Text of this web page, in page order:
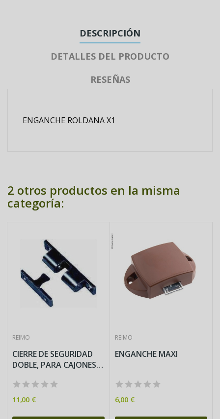
DESCRIPCIÓN
DETALLES DEL PRODUCTO
RESEÑAS
ENGANCHE ROLDANA X1
2 otros productos en la misma
categoría:
REIMO
CIERRE DE SEGURIDAD
DOBLE, PARA CAJONES Y
11,00 €
REIMO
ENGANCHE MAXI
6,00 €